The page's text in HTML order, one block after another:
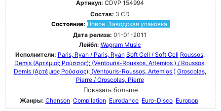
Артикул: CDVP 154994
Состав: 3 CD
Состояние: Новое. Заводская упаковка.
Дата релиза: 01-01-2011
Лейбл: Wagram Music
Исполнители: Paris, Ryan / Paris, Ryan Soft Cell / Soft Cell Roussos,
Demis (Αρτέμιος Ρούσσος); (Ventouris-Roussos, Artemios ) / Roussos,
Demis (Αρτέμιος Ρούσσος); (Ventouris-Roussos, Artemios ) Groscolas,
Pierre / Groscolas, Pierre
Показать больше
Жанры: Chanson Compilation Eurodance Euro-Disco Europop